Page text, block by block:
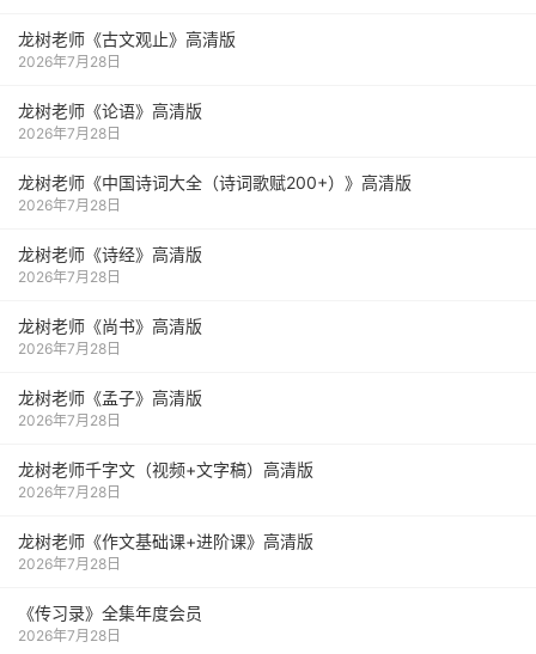
龙树老师《古文观止》高清版
2026年7月28日
龙树老师《论语》高清版
2026年7月28日
龙树老师《中国诗词大全（诗词歌赋200+）》高清版
2026年7月28日
龙树老师《诗经》高清版
2026年7月28日
龙树老师《尚书》高清版
2026年7月28日
龙树老师《孟子》高清版
2026年7月28日
龙树老师千字文（视频+文字稿）高清版
2026年7月28日
龙树老师《作文基础课+进阶课》高清版
2026年7月28日
《传习录》全集年度会员
2026年7月28日